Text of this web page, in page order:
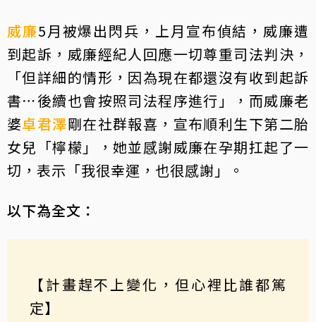
威廉5月被爆出閃兵，上月宣布偵結，威廉遭
到起訴，威廉經紀人回應一切尊重司法判決，
「但詳細的情形，因為現在都還沒有收到起訴
書⋯後續也會按照司法程序進行」，而威廉老
婆卓君澤剛在社群報喜，宣布順利生下第二胎
女兒「檸檬」，她並感謝威廉在孕期扛起了一
切，表示「我很幸運，也很感謝」。
以下為全文：
【計畫趕不上變化，但心裡比誰都篤
定】